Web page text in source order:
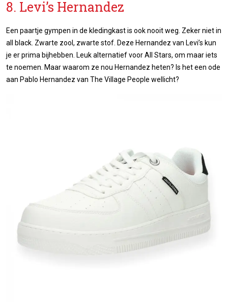
8. Levi’s Hernandez
Een paartje gympen in de kledingkast is ook nooit weg. Zeker niet in
all black. Zwarte zool, zwarte stof. Deze Hernandez van Levi’s kun
je er prima bijhebben. Leuk alternatief voor All Stars, om maar iets
te noemen. Maar waarom ze nou Hernandez heten? Is het een ode
aan Pablo Hernandez van The Village People wellicht?